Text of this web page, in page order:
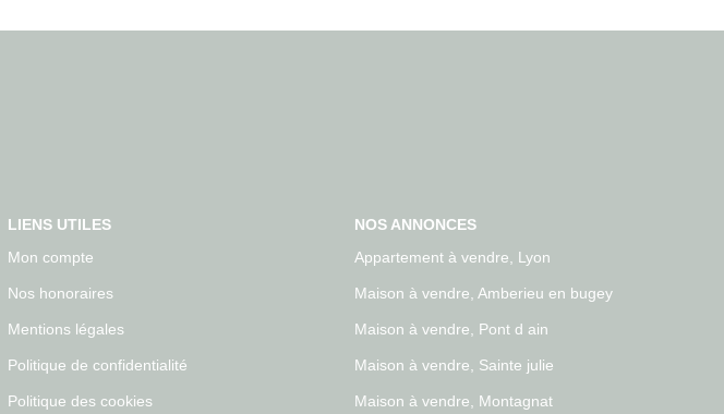
LIENS UTILES
Mon compte
Nos honoraires
Mentions légales
Politique de confidentialité
Politique des cookies
NOS ANNONCES
Appartement à vendre, Lyon
Maison à vendre, Amberieu en bugey
Maison à vendre, Pont d ain
Maison à vendre, Sainte julie
Maison à vendre, Montagnat